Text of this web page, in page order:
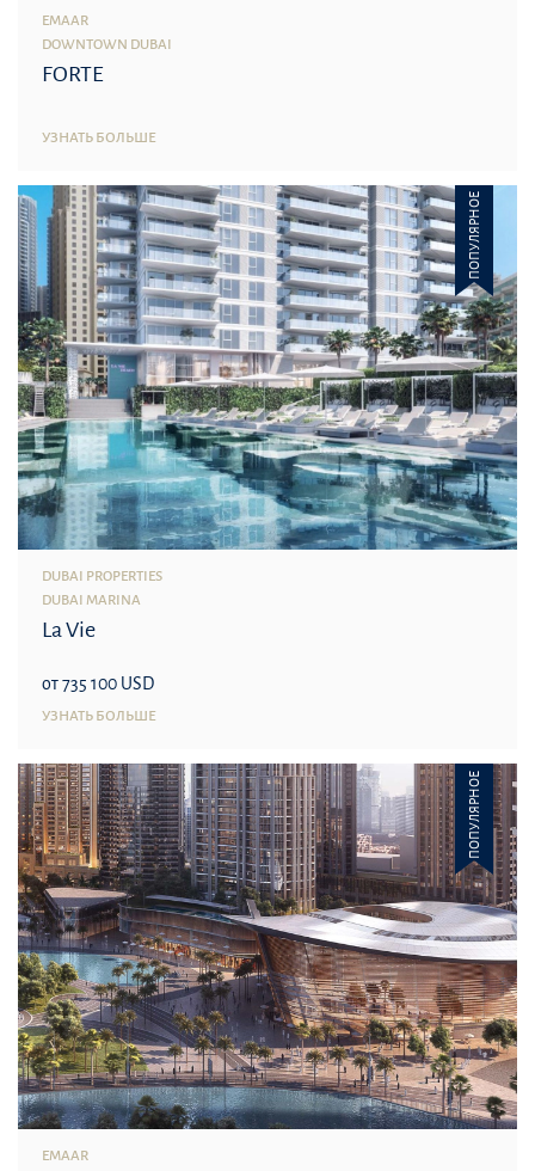
EMAAR
DOWNTOWN DUBAI
FORTE
УЗНАТЬ БОЛЬШЕ
ПОПУЛЯРНОЕ
DUBAI PROPERTIES
DUBAI MARINA
La Vie
от 735 100 USD
УЗНАТЬ БОЛЬШЕ
ПОПУЛЯРНОЕ
EMAAR